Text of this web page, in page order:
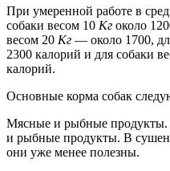
При умеренной работе в
собаки весом 10 Кг около
весом 20 Кг — около 1700,
2300 калорий и для собаки
калорий.
Основные корма собак
Мясные и рыбные
и рыбные продукты. В
они уже менее полезны.